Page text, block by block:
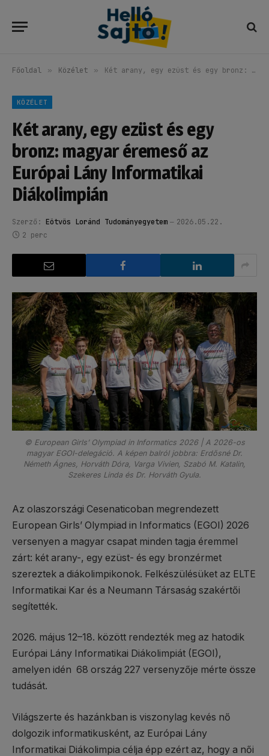
Főoldal » Közélet » Két arany, egy ezüst és egy bronz: magyar éremeső az Európai Lány Informatikai Diákolimpián
KÖZÉLET
Két arany, egy ezüst és egy
bronz: magyar éremeső az
Európai Lány Informatikai
Diákolimpián
Szerző: Eötvös Loránd Tudományegyetem
2026.05.22.
2 perc
© European Girls’ Olympiad in Informatics 2026 | A 2026-os
magyar EGOI-delegáció. A képen balról jobbra: Erdősné Dr.
Németh Ágnes, Horváth Dóra, Varga Vivien, Szabó M. Katalin,
Szekeres Linda és Dr. Horváth Gyula.
Az olaszországi Cesenaticoban megrendezett
European Girls’ Olympiad in Informatics (EGOI) 2026
versenyen a magyar csapat minden tagja éremmel
zárt: két arany-, egy ezüst- és egy bronzérmet
szereztek a diákolimpikonok. Felkészülésüket az ELTE
Informatikai Kar és a Neumann Társaság szakértői
segítették.
2026. május 12–18. között rendezték meg az hatodik
Európai Lány Informatikai Diákolimpiát (EGOI),
amelyen idén 68 ország 227 versenyzője mérte össze
tudását.
Világszerte és hazánkban is viszonylag kevés nő
dolgozik informatikusként, az Európai Lány
Informatikai Diákolimpia célja épp ezért az, hogy a női